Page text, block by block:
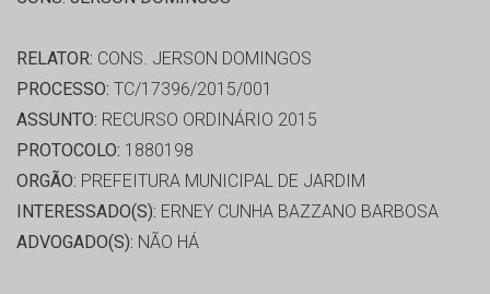
RELATOR: CONS. JERSON DOMINGOS
PROCESSO: TC/17396/2015/001
ASSUNTO: RECURSO ORDINÁRIO 2015
PROTOCOLO: 1880198
ORGÃO: PREFEITURA MUNICIPAL DE JARDIM
INTERESSADO(S): ERNEY CUNHA BAZZANO BARBOSA
ADVOGADO(S): NÃO HÁ